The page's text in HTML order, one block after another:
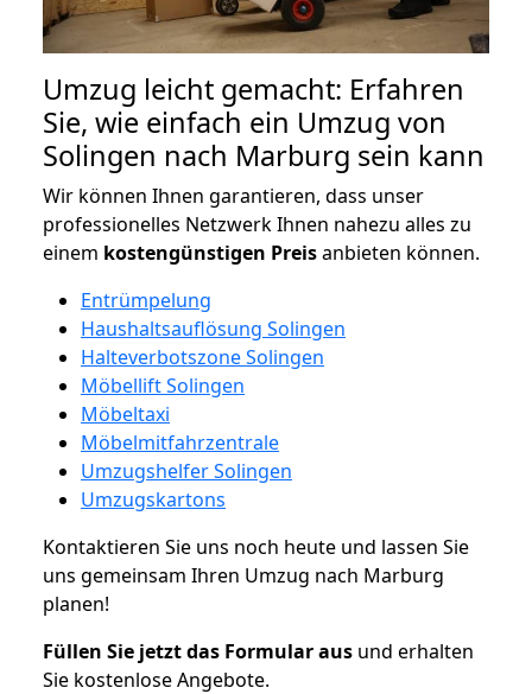
Umzug leicht gemacht: Erfahren
Sie, wie einfach ein Umzug von
Solingen nach Marburg sein kann
Wir können Ihnen garantieren, dass unser
professionelles Netzwerk Ihnen nahezu alles zu
einem kostengünstigen Preisanbieten können.
Entrümpelung
Haushaltsauflösung Solingen
Halteverbotszone Solingen
Möbellift Solingen
Möbeltaxi
Möbelmitfahrzentrale
Umzugshelfer Solingen
Umzugskartons
Kontaktieren Sie uns noch heute und lassen Sie
uns gemeinsam Ihren Umzug nach Marburg
planen!
Füllen Sie jetzt das Formular aus und erhalten
Sie kostenlose Angebote.